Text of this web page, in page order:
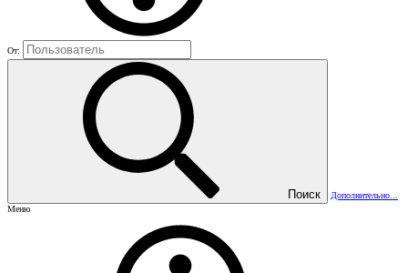
От:
Поиск
Дополнительно...
Меню